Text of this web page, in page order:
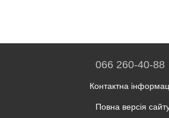
066 260-40-88
Контактна
Повна версія